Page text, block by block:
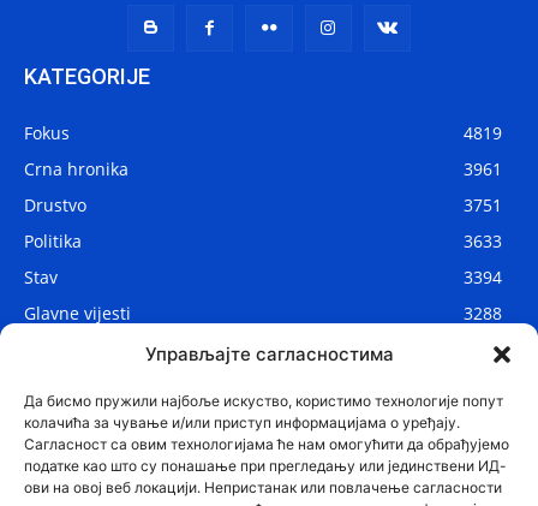
Управљајте сагласностима
Да бисмо пружили најбоље искуство, користимо технологије попут
колачића за чување и/или приступ информацијама о уређају.
Сагласност са овим технологијама ће нам омогућити да обрађујемо
податке као што су понашање при прегледању или јединствени ИД-
ови на овој веб локацији. Непристанак или повлачење сагласности
KATEGORIJE
Fokus
4819
Crna hronika
3961
Drustvo
3751
Politika
3633
Stav
3394
Glavne vijesti
3288
2912